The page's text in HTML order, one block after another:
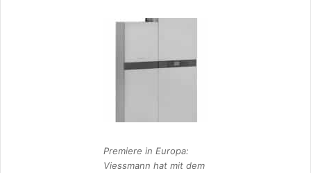
Premiere in Europa:
Viessmann hat mit dem